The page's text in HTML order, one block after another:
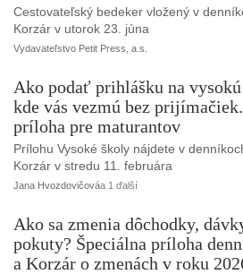
Cestovateľský bedeker vložený v
Korzár v utorok 23. júna
Vydavateľstvo Petit Press, a.s.
Ako podať prihlášku na
kde vás vezmú bez
príloha pre maturantov
Prílohu Vysoké školy nájdete v
Korzár v stredu 11. februára
Jana Hvozdovičováa 1 ďalší
Ako sa zmenia dôchodky,
pokuty? Špeciálna príloha
a Korzár o zmenách v roku